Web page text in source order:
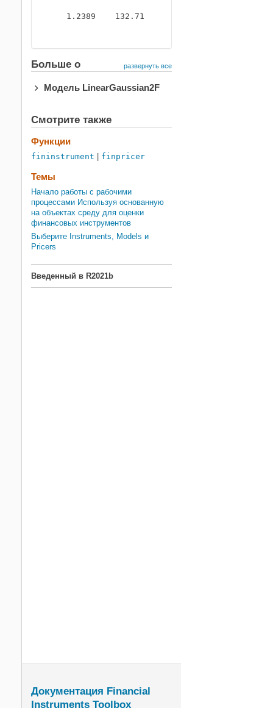
1.2389    132.71    11038    131.63    -
Больше о развернуть все
Модель LinearGaussian2F
Смотрите также
Функции
fininstrument finpricer
Темы
Начало работы с рабочими
процессами Используя основанную
на объектах среду для оценки
финансовых инструментов
Выберите Instruments, Models и
Pricers
Введенный в R2021b
Документация Financial
Instruments Toolbox